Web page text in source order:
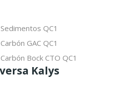
QC1
GAC QC1
Bock CTO QC1
Kalys